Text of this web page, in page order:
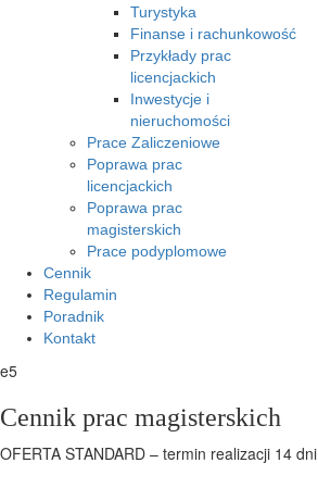
Turystyka
Finanse i rachunkowość
Przykłady prac
licencjackich
Inwestycje i
nieruchomości
Prace Zaliczeniowe
Poprawa prac
licencjackich
Poprawa prac
magisterskich
Prace podyplomowe
Cennik
Regulamin
Poradnik
Kontakt
e5
Cennik prac magisterskich
OFERTA STANDARD – termin realizacji 14 dni